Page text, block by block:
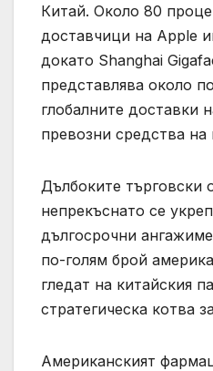
Китай. Около 80
доставчици на Apple
докато Shanghai
представлява около
глобалните доставки
превозни средства на
Дълбоките търговски
непрекъснато се
дългосрочни
по-голям брой
гледат на китайския
стратегическа котва
Американският